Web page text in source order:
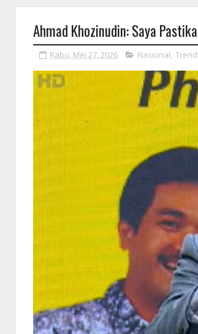
Ahmad Khozinudin: Saya
Rabu, Mei 27, 2026 Nasional,